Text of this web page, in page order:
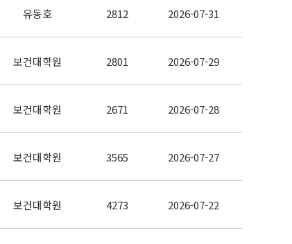
유동호 2812 2026-07-31
보건대학원 2801 2026-07-29
보건대학원 2671 2026-07-28
보건대학원 3565 2026-07-27
보건대학원 4273 2026-07-22